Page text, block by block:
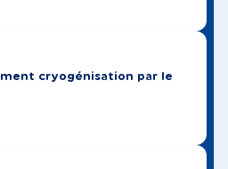
cryogénisation par le